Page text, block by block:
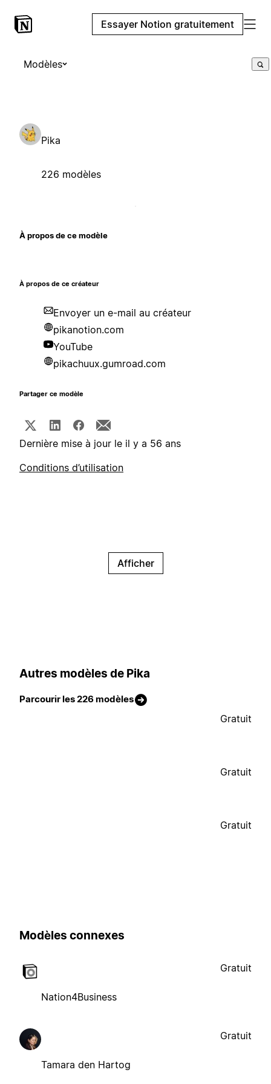
Essayer Notion gratuitement
Modèles
Pika
226 modèles
À propos de ce modèle
À propos de ce créateur
Envoyer un e-mail au créateur
pikanotion.com
YouTube
pikachuux.gumroad.com
Partager ce modèle
Dernière mise à jour le il y a 56 ans
Conditions d’utilisation
Afficher
Autres modèles de Pika
Parcourir les 226 modèles
Gratuit
Gratuit
Gratuit
Modèles connexes
Nation4Business
Gratuit
Tamara den Hartog
Gratuit